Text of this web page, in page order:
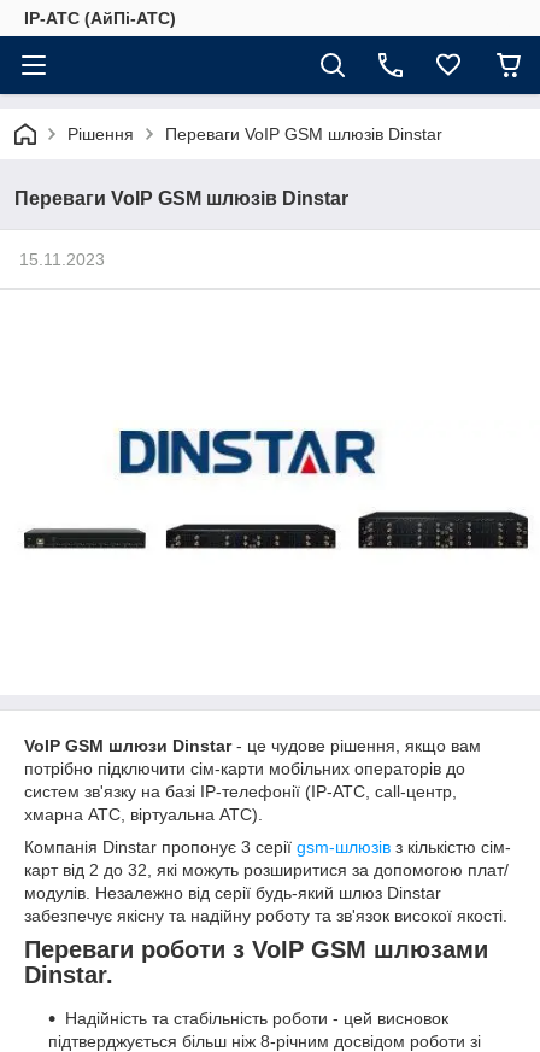
IP-АТС (АйПі-АТС)
Рішення Переваги VoIP GSM шлюзів Dinstar
Переваги VoIP GSM шлюзів Dinstar
15.11.2023
VoIP GSM шлюзи Dinstar- це чудове рішення, якщо вам
потрібно підключити сім-карти мобільних операторів до
систем зв'язку на базі IP-телефонії (IP-АТС, call-центр,
хмарна АТС, віртуальна АТС).
Компанія Dinstar пропонує 3 серії gsm-шлюзів з кількістю сім-
карт від 2 до 32, які можуть розширитися за допомогою плат/
модулів. Незалежно від серії будь-який шлюз Dinstar
забезпечує якісну та надійну роботу та зв'язок високої якості.
Переваги роботи з VoIP GSM шлюзами
Dinstar.
Надійність та стабільність роботи - цей висновок
підтверджується більш ніж 8-річним досвідом роботи зі